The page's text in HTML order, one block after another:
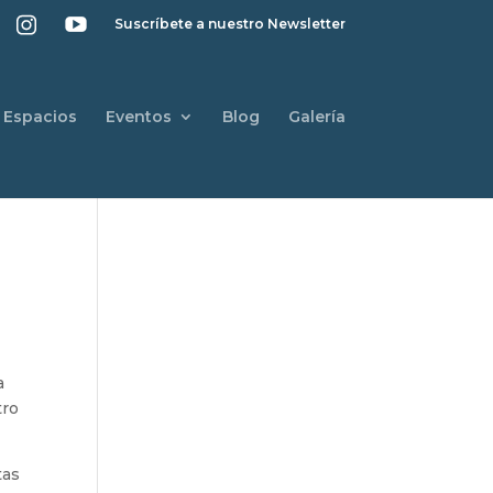
Suscríbete a nuestro Newsletter
Espacios Eventos Blog Galería